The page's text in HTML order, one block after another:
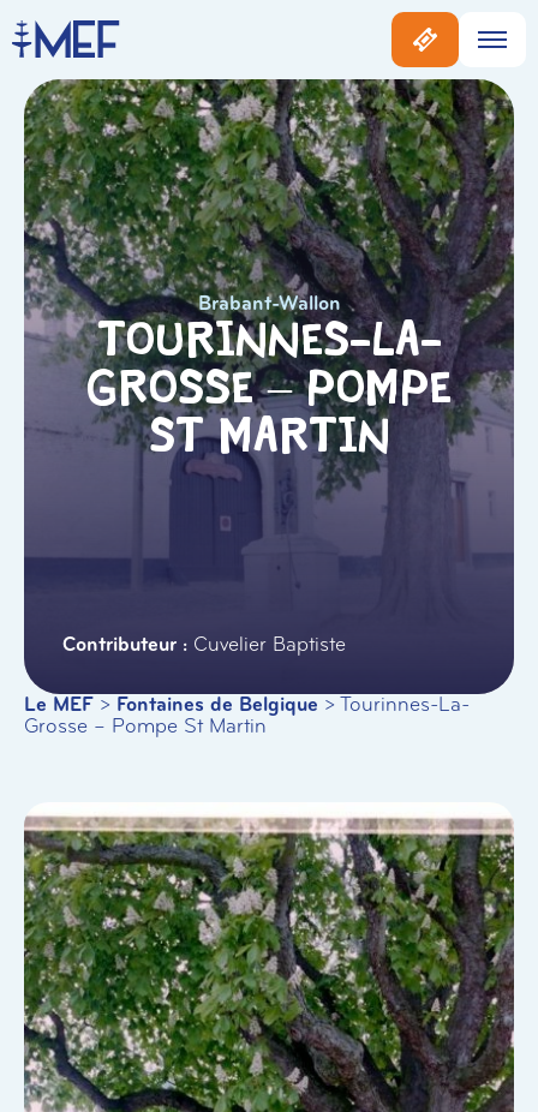
Brabant-Wallon
Tourinnes-La-
Grosse – Pompe
St Martin
Cuvelier Baptiste
Le MEF > Fontaines de Belgique > Tourinnes-La-
Grosse – Pompe St Martin